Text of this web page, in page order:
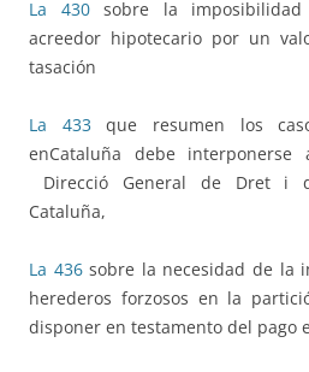
La 430sobre la
acreedor hipotecario por un
tasación
La 433 que resumen los
enCataluña debe
Direcció General de Dret i
Cataluña,
La 436sobre la necesidad de la
herederos forzosos en la
disponer en testamento del pago